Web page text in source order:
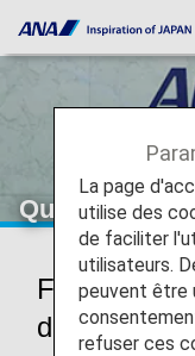
Questions
FAQ sur les
de handicap
La page
utilise des
de faciliter
utilisateurs.
peuvent être
refuser ces